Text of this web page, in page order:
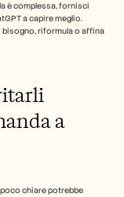
è complessa, fornisci
a capire meglio.
bisogno, riformula o affina
a
chiare potrebbe